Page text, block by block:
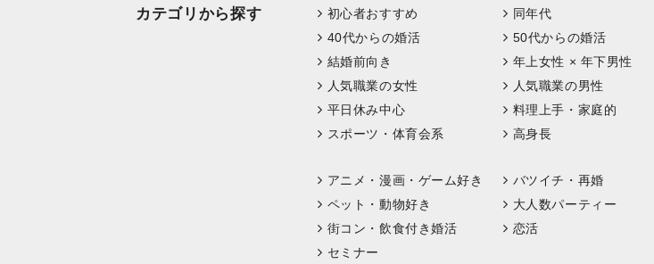
カテゴリから探す 初心者おすすめ 同年代
40代からの婚活
50代からの婚活
結婚前向き
年上女性 × 年下男性
人気職業の女性
人気職業の男性
平日休み中心
料理上手・家庭的
スポーツ・体育会系
高身長
アニメ・漫画・ゲーム好き
バツイチ・再婚
ペット・動物好き
大人数パーティー
街コン・飲食付き婚活
恋活
セミナー